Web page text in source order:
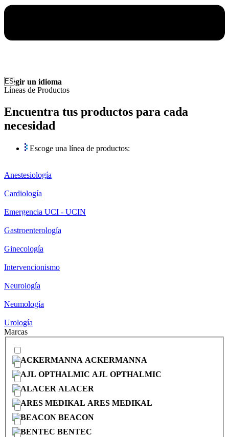
Elegir un idioma
Líneas de Productos
Encuentra tus productos para cada
necesidad
Escoge una línea de productos:
Anestesiología
Cardiología
Emergencia UCI - UCIN
Gastroenterología
Ginecología
Intervencionismo
Neurología
Neumología
Urología
Marcas
ACKERMANNA
AJL OPTHALMIC
ALACER
ARES MEDIKAL
BEACON
BENTEC